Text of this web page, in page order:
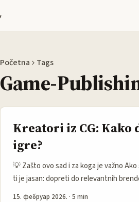
Početna Tags
Game-
Kreatori iz CG: Kako
igre?
💡 Zašto ovo sad i za koga je važno
ti je jasan: dopreti do relevantnih
creation projekte ili ekskluzivne launch
15. фебруар 2026. · 5 min